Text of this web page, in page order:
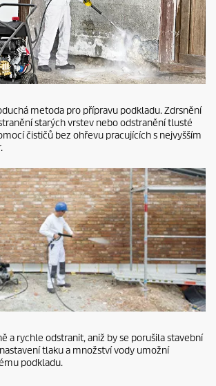
metoda pro přípravu podkladu. Zdrsnění
starých vrstev nebo odstranění tlusté
čističů bez ohřevu pracujících s nejvyšším
a rychle odstranit, aniž by se porušila stavební
tlaku a množství vody umožní
podkladu.